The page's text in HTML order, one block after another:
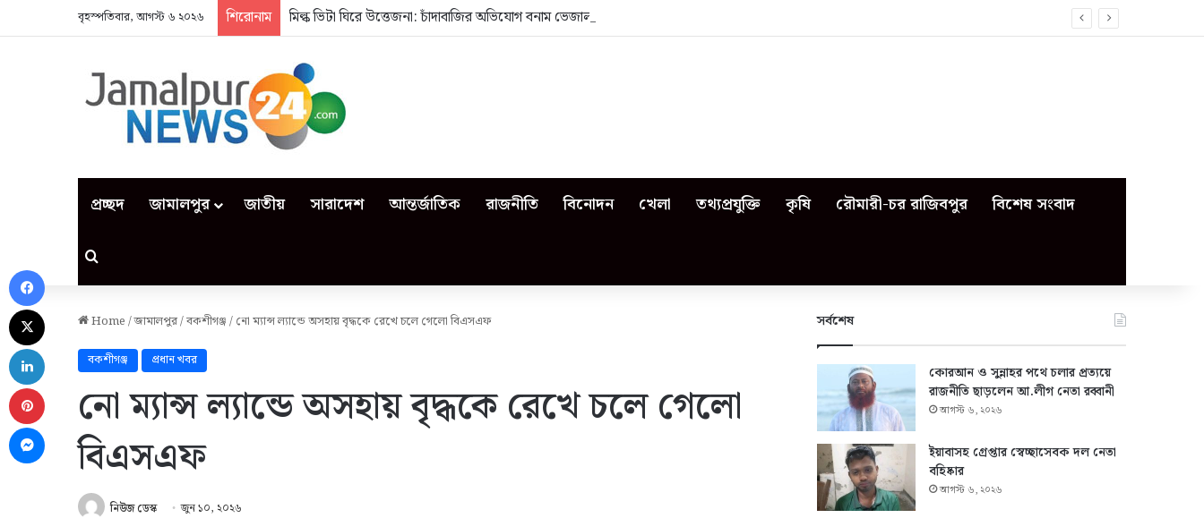
বৃহস্পতিবার, আগস্ট ৬ ২০২৬ শিরোনাম মিল্ক ভিটা ঘিরে উত্তেজনা: চাঁদাবাজির অভিযোগ বনাম ভেজাল দুধের জিডি
প্রচ্ছদ জামালপুর জাতীয় সারাদেশ আন্তর্জাতিক রাজনীতি বিনোদন খেলা তথ্যপ্রযুক্তি কৃষি রৌমারী-চর রাজিবপুর বিশেষ সংবাদ
Search for
Home/জামালপুর/বকশীগঞ্জ/নো ম্যান্স ল্যান্ডে অসহায় বৃদ্ধকে রেখে চলে গেলো বিএসএফ
বকশীগঞ্জ প্রধান খবর
নো ম্যান্স ল্যান্ডে অসহায় বৃদ্ধকে রেখে চলে গেলো
বিএসএফ
নিউজ ডেস্ক জুন ১০, ২০২৬
সর্বশেষ
কোরআন ও সুন্নাহর পথে চলার প্রত্যয়ে
রাজনীতি ছাড়লেন আ.লীগ নেতা রব্বানী
আগস্ট ৬, ২০২৬
ইয়াবাসহ গ্রেপ্তার স্বেচ্ছাসেবক দল নেতা
বহিষ্কার
আগস্ট ৬, ২০২৬
Facebook
LinkedIn